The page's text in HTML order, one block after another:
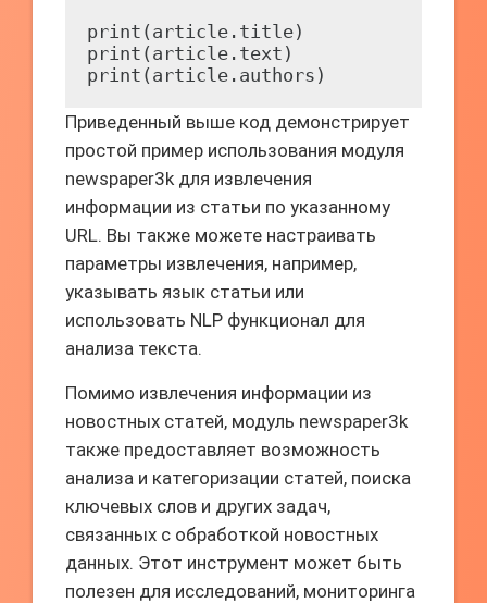
print(article.title)
print(article.text)
Приведенный выше код демонстрирует
простой пример использования модуля
newspaper3k для извлечения
информации из статьи по указанному
URL. Вы также можете настраивать
параметры извлечения, например,
указывать язык статьи или
использовать NLP функционал для
анализа текста.
Помимо извлечения информации из
новостных статей, модуль newspaper3k
также предоставляет возможность
анализа и категоризации статей, поиска
ключевых слов и других задач,
связанных с обработкой новостных
данных. Этот инструмент может быть
полезен для исследований, мониторинга